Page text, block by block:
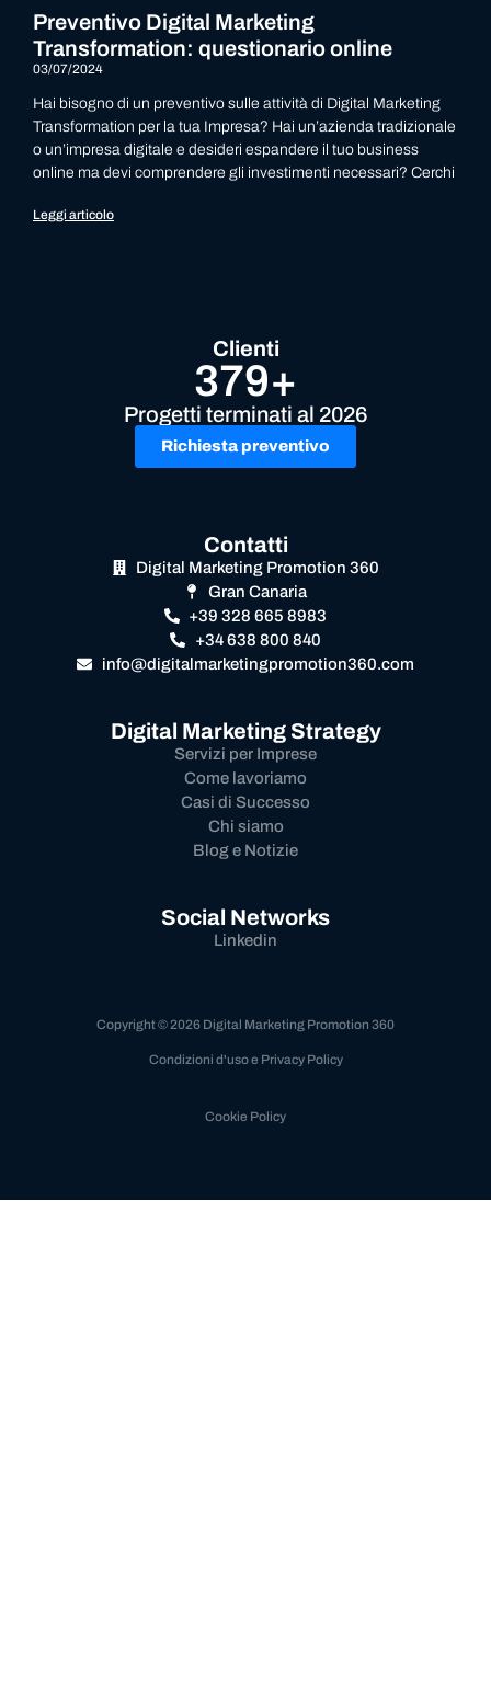
Preventivo Digital Marketing
Transformation: questionario online
03/07/2024
Hai bisogno di un preventivo sulle attività di Digital Marketing
Transformation per la tua Impresa? Hai un’azienda tradizionale
o un’impresa digitale e desideri espandere il tuo business
online ma devi comprendere gli investimenti necessari? Cerchi
Leggi articolo
Clienti
379+
Progetti terminati al 2026
Richiesta preventivo
Contatti
Digital Marketing Promotion 360
Gran Canaria
+39 328 665 8983
+34 638 800 840
info@digitalmarketingpromotion360.com
Digital Marketing Strategy
Servizi per Imprese
Come lavoriamo
Casi di Successo
Chi siamo
Blog e Notizie
Social Networks
Linkedin
Copyright © 2026 Digital Marketing Promotion 360
Condizioni d'uso e Privacy Policy
Cookie Policy